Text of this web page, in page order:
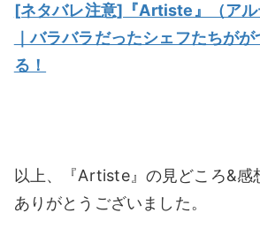
[ネタバレ注意]『Artiste』（ア
｜バラバラだったシェフたちが
る！
以上、『Artiste』の見どころ&感
ありがとうございました。